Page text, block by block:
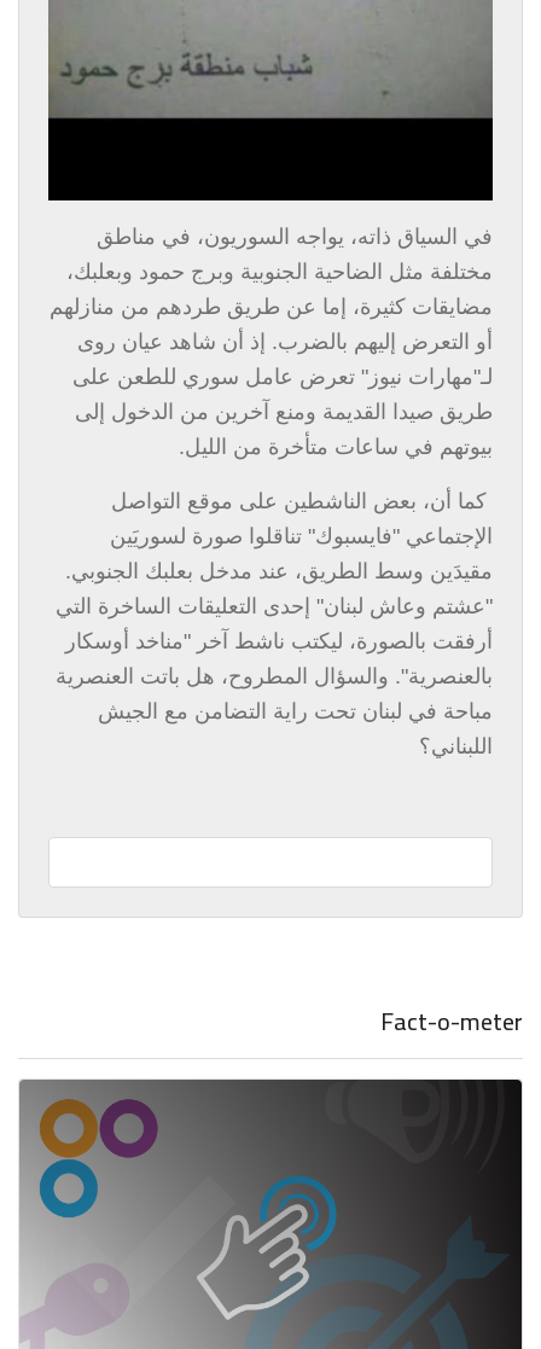
في السياق ذاته، يواجه السوريون، في مناطق
مختلفة مثل الضاحية الجنوبية وبرج حمود وبعلبك،
مضايقات كثيرة، إما عن طريق طردهم من منازلهم
أو التعرض إليهم بالضرب. إذ أن شاهد عيان روى
لـ"مهارات نيوز" تعرض عامل سوري للطعن على
طريق صيدا القديمة ومنع آخرين من الدخول إلى
بيوتهم في ساعات متأخرة من الليل.
كما أن، بعض الناشطين على موقع التواصل
الإجتماعي "فايسبوك" تناقلوا صورة لسوريَين
مقيدَين وسط الطريق، عند مدخل بعلبك الجنوبي.
"عشتم وعاش لبنان" إحدى التعليقات الساخرة التي
أرفقت بالصورة، ليكتب ناشط آخر "مناخد أوسكار
بالعنصرية". والسؤال المطروح، هل باتت العنصرية
مباحة في لبنان تحت راية التضامن مع الجيش
اللبناني؟
Fact-o-meter